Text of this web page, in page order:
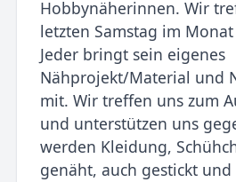
Hobbynäherinnen. Wir
letzten Samstag im
Jeder bringt sein eigenes
Nähprojekt/Material und
mit. Wir treffen uns zum
und unterstützen uns
werden Kleidung,
genäht, auch gestickt